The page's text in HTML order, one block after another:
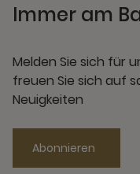
Immer am
Melden Sie sich für
freuen Sie sich auf
Neuigkeiten
Abonnieren